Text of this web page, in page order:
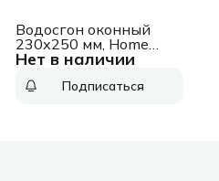
Нет в наличии
Водосгон оконный
230х250 мм, Home
Palisad
Подписаться